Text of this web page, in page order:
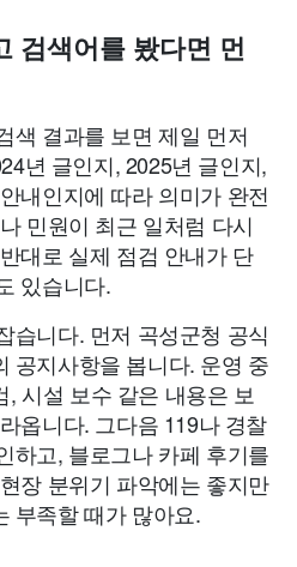
검색어를 봤다면 먼
색 결과를 보면 제일 먼저
년 글인지, 2025년 글인지,
내인지에 따라 의미가 완전
민원이 최근 일처럼 다시
대로 실제 점검 안내가 단
있습니다.
습니다. 먼저 곡성군청 공식
공지사항을 봅니다. 운영 중
, 시설 보수 같은 내용은 보
옵니다. 그다음 119나 경찰
하고, 블로그나 카페 후기를
장 분위기 파악에는 좋지만
부족할 때가 많아요.